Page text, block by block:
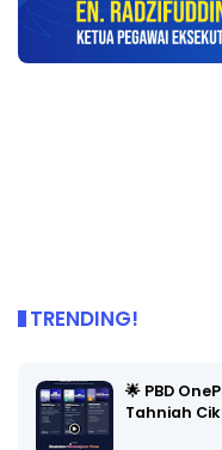
TRENDING!
🌟 PBD
Tahniah